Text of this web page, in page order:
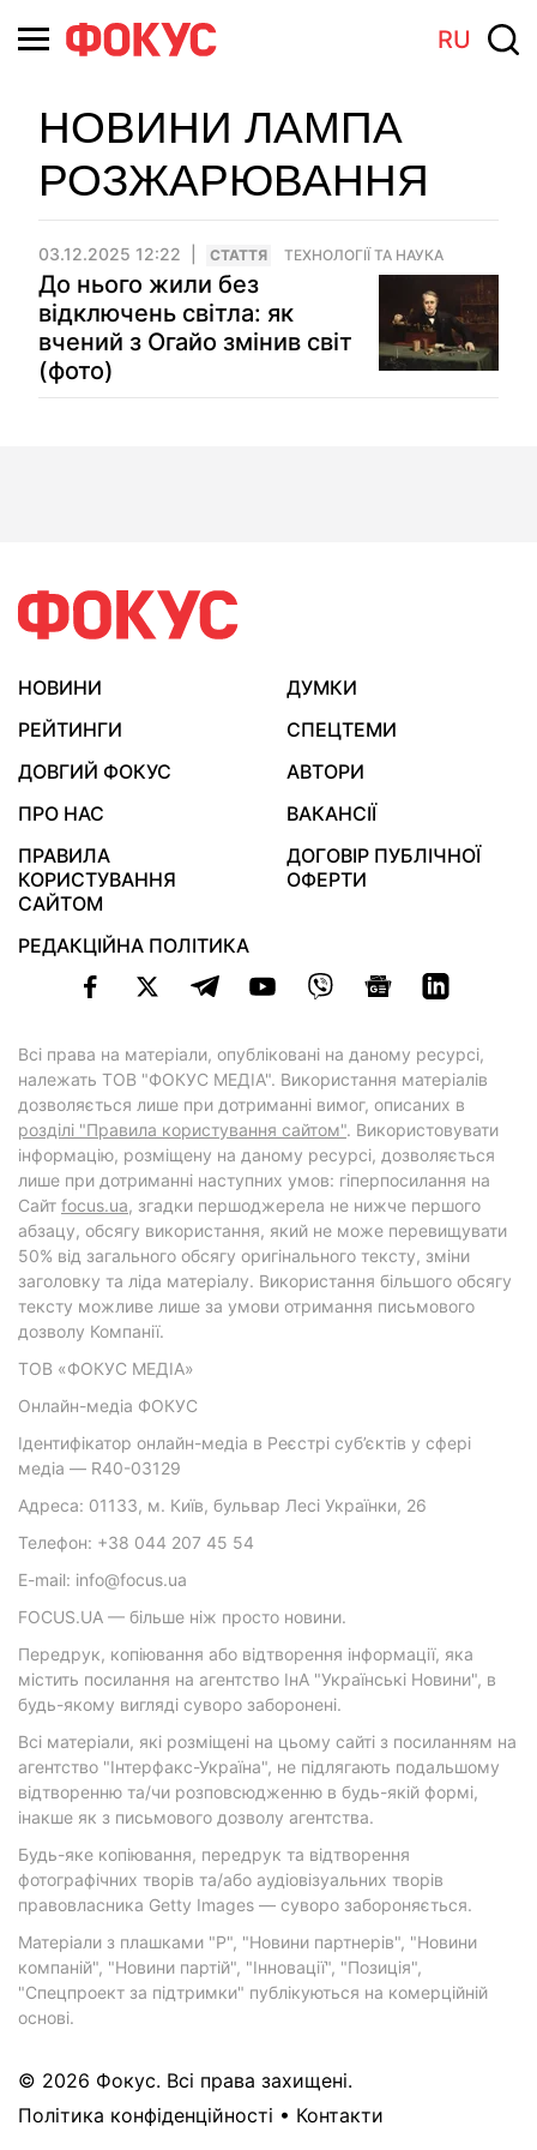
RU
НОВИНИ ЛАМПА
РОЗЖАРЮВАННЯ
03.12.2025 12:22 СТАТТЯ ТЕХНОЛОГІЇ ТА НАУКА
До нього жили без
відключень світла: як
вчений з Огайо змінив світ
(фото)
НОВИНИ
ДУМКИ
РЕЙТИНГИ
СПЕЦТЕМИ
ДОВГИЙ ФОКУС
АВТОРИ
ПРО НАС
ВАКАНСІЇ
ПРАВИЛА
КОРИСТУВАННЯ
САЙТОМ
ДОГОВІР ПУБЛІЧНОЇ
ОФЕРТИ
РЕДАКЦІЙНА ПОЛІТИКА
Всі права на матеріали, опубліковані на даному ресурсі,
належать ТОВ "ФОКУС МЕДІА". Використання матеріалів
дозволяється лише при дотриманні вимог, описаних в
розділі "Правила користування сайтом". Використовувати
інформацію, розміщену на даному ресурсі, дозволяється
лише при дотриманні наступних умов: гіперпосилання на
Cайт focus.ua, згадки першоджерела не нижче першого
абзацу, обсягу використання, який не може перевищувати
50% від загального обсягу оригінального тексту, зміни
заголовку та ліда матеріалу. Використання більшого обсягу
тексту можливе лише за умови отримання письмового
дозволу Компанії.
ТОВ «ФОКУС МЕДІА»
Онлайн-медіа ФОКУС
Ідентифікатор онлайн-медіа в Реєстрі суб’єктів у сфері
медіа — R40-03129
Адреса: 01133, м. Київ, бульвар Лесі Українки, 26
Телефон: +38 044 207 45 54
E-mail: info@focus.ua
FOCUS.UA — більше ніж просто новини.
Передрук, копіювання або відтворення інформації, яка
містить посилання на агентство ІнА "Українські Новини", в
будь-якому вигляді суворо заборонені.
Всі матеріали, які розміщені на цьому сайті з посиланням на
агентство "Інтерфакс-Україна", не підлягають подальшому
відтворенню та/чи розповсюдженню в будь-якій формі,
інакше як з письмового дозволу агентства.
Будь-яке копіювання, передрук та відтворення
фотографічних творів та/або аудіовізуальних творів
правовласника Getty Images — суворо забороняється.
Матеріали з плашками "Р", "Новини партнерів", "Новини
компаній", "Новини партій", "Інновації", "Позиція",
"Спецпроект за підтримки" публікуються на комерційній
основі.
© 2026 Фокус. Всі права захищені.
Політика конфіденційності • Контакти